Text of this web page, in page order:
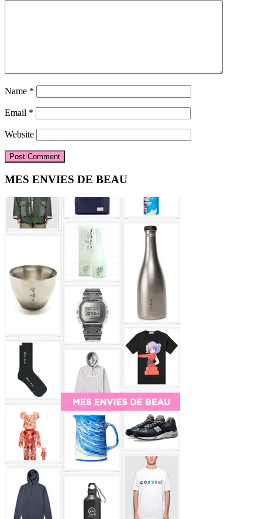
Name *
Email *
Website
Primary
Sidebar
MES ENVIES DE BEAU